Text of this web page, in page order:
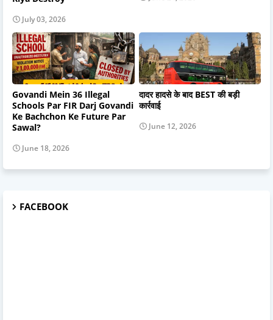
July 03, 2026
Govandi Mein 36 Illegal
Schools Par FIR Darj Govandi
Ke Bachchon Ke Future Par
Sawal?
June 18, 2026
दादर हादसे के बाद BEST की बड़ी
कार्रवाई
June 12, 2026
FACEBOOK